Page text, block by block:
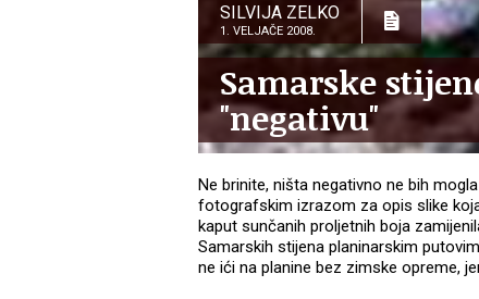
SILVIJA ZELKO
1. VELJAČE 2008.
Samarske
"negativu"
Ne brinite, ništa negativno ne bih
fotografskim izrazom za opis slike
kaput sunčanih proljetnih boja
Samarskih stijena planinarskim
ne ići na planine bez zimske opreme,